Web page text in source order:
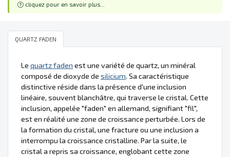
cliquez pour en savoir plus...
QUARTZ FADEN
Le quartz faden est une variété de quartz, un minéral
composé de dioxyde de silicium. Sa caractéristique
distinctive réside dans la présence d'une inclusion
linéaire, souvent blanchâtre, qui traverse le cristal. Cette
inclusion, appelée "faden" en allemand, signifiant "fil",
est en réalité une zone de croissance perturbée. Lors de
la formation du cristal, une fracture ou une inclusion a
interrompu la croissance cristalline. Par la suite, le
cristal a repris sa croissance, englobant cette zone